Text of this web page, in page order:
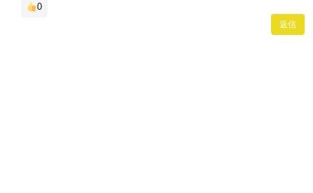
0
返信